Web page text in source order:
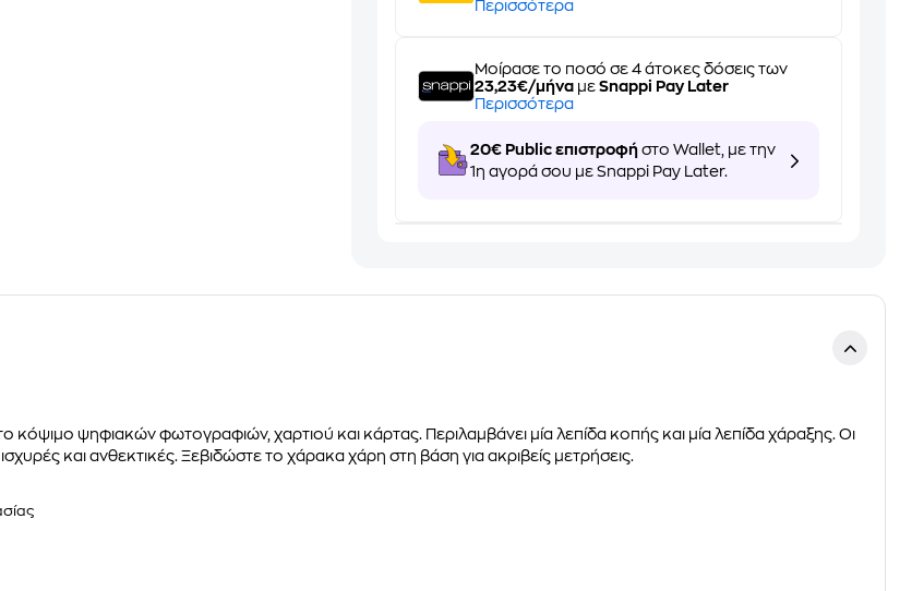
Περισσότερα
Μοίρασε το ποσό σε 4 άτοκες δόσεις των
23,23€/μήνα μεSnappi Pay Later
Περισσότερα
20€ Public επιστροφή στο Wallet, με την
1η αγορά σου με Snappi Pay Later.
το κόψιμο ψηφιακών φωτογραφιών, χαρτιού και κάρτας. Περιλαμβάνει μία λεπίδα κοπής και μία λεπίδα χάραξης. Οι
και ανθεκτικές. Ξεβιδώστε το χάρακα χάρη στη βάση για ακριβείς μετρήσεις.